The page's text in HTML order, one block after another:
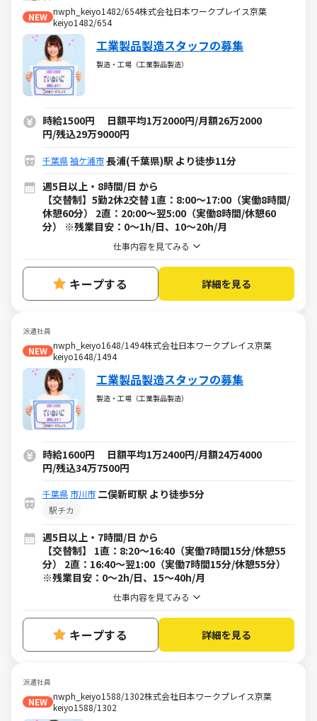
NEW nwph_keiyo1482/654株式会社日本ワークプレイス京葉
keiyo1482/654
工業製品製造スタッフの募集
製造・工場（工業製品製造）
時給1500円 日額平均1万2000円/月額26万2000
円/残込29万9000円
千葉県袖ケ浦市長浦(千葉県)駅 より徒歩11分
週5日以上・8時間/日 から
【交替制】5勤2休2交替 1直：8:00～17:00（実働8時間/
休憩60分） 2直：20:00～翌5:00（実働8時間/休憩60
分） ※残業目安：0～1h/日、10～20h/月
仕事内容を見てみる
キープする 詳細を見る
派遣社員
NEW nwph_keiyo1648/1494株式会社日本ワークプレイス京葉
keiyo1648/1494
工業製品製造スタッフの募集
製造・工場（工業製品製造）
時給1600円 日額平均1万2400円/月額24万4000
円/残込34万7500円
千葉県 市川市 二俣新町駅 より徒歩5分
駅チカ
週5日以上・7時間/日 から
【交替制】 1直：8:20～16:40（実働7時間15分/休憩55
分） 2直：16:40～翌1:00（実働7時間15分/休憩55分）
※残業目安：0～2h/日、15～40h/月
仕事内容を見てみる
キープする 詳細を見る
派遣社員
NEW nwph_keiyo1588/1302株式会社日本ワークプレイス京葉
keiyo1588/1302